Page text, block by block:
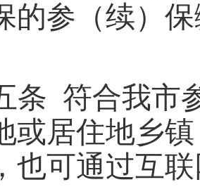
的参（续）
条 符合我市
或居住地乡
也可通过互